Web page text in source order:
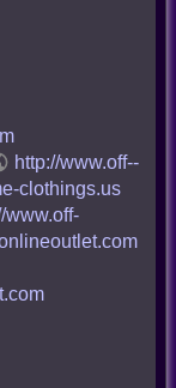
http://www.off--
clothings.us
www.off-